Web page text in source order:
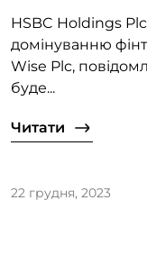
HSBC Holdings
домінуванню
Wise Plc,
буде...
Читати
22 грудня, 2023